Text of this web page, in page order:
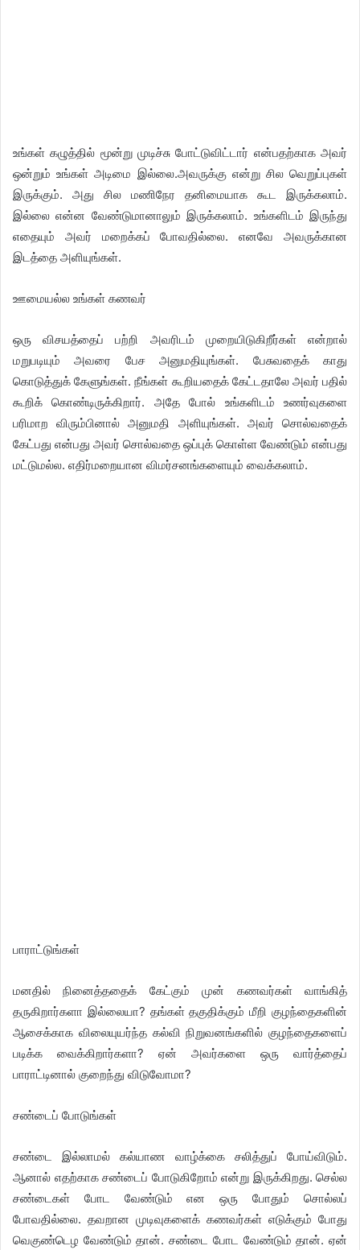
உங்கள் கழுத்தில் மூன்று முடிச்சு போட்டுவிட்டார் என்பதற்காக அவர்
ஒன்றும் உங்கள் அடிமை இல்லை.அவருக்கு என்று சில வெறுப்புகள்
இருக்கும். அது சில மணிநேர தனிமையாக கூட இருக்கலாம்.
இல்லை என்ன வேண்டுமானாலும் இருக்கலாம். உங்களிடம் இருந்து
எதையும் அவர் மறைக்கப் போவதில்லை. எனவே அவருக்கான
இடத்தை அளியுங்கள்.
ஊமையல்ல உங்கள் கணவர்
ஒரு விசயத்தைப் பற்றி அவரிடம் முறையிடுகிறீர்கள் என்றால்
மறுபடியும் அவரை பேச அனுமதியுங்கள். பேசுவதைக் காது
கொடுத்துக் கேளுங்கள். நீங்கள் கூறியதைக் கேட்டதாலே அவர் பதில்
கூறிக் கொண்டிருக்கிறார். அதே போல் உங்களிடம் உணர்வுகளை
பரிமாற விரும்பினால் அனுமதி அளியுங்கள். அவர் சொல்வதைக்
கேட்பது என்பது அவர் சொல்வதை ஒப்புக் கொள்ள வேண்டும் என்பது
மட்டுமல்ல. எதிர்மறையான விமர்சனங்களையும் வைக்கலாம்.
பாராட்டுங்கள்
மனதில் நினைத்ததைக் கேட்கும் முன் கணவர்கள் வாங்கித்
தருகிறார்களா இல்லையா? தங்கள் தகுதிக்கும் மீறி குழந்தைகளின்
ஆசைக்காக விலையுயர்ந்த கல்வி நிறுவனங்களில் குழந்தைகளைப்
படிக்க வைக்கிறார்களா? ஏன் அவர்களை ஒரு வார்த்தைப்
பாராட்டினால் குறைந்து விடுவோமா?
சண்டைப் போடுங்கள்
சண்டை இல்லாமல் கல்யாண வாழ்க்கை சலித்துப் போய்விடும்.
ஆனால் எதற்காக சண்டைப் போடுகிறோம் என்று இருக்கிறது. செல்ல
சண்டைகள் போட வேண்டும் என ஒரு போதும் சொல்லப்
போவதில்லை. தவறான முடிவுகளைக் கணவர்கள் எடுக்கும் போது
வெகுண்டெழ வேண்டும் தான். சண்டை போட வேண்டும் தான். ஏன்